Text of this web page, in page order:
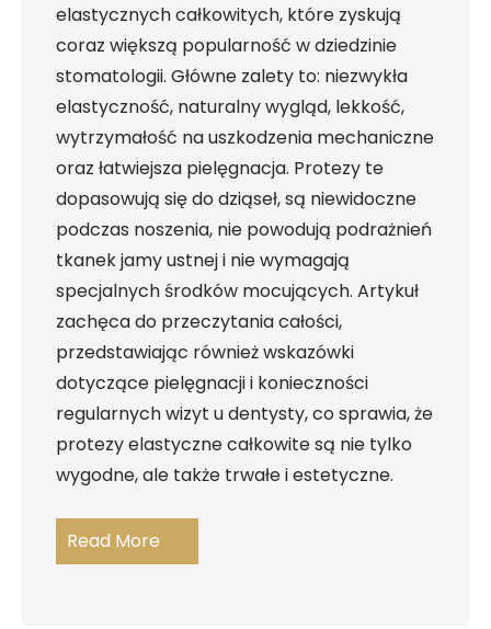
elastycznych całkowitych, które zyskują
coraz większą popularność w dziedzinie
stomatologii. Główne zalety to: niezwykła
elastyczność, naturalny wygląd, lekkość,
wytrzymałość na uszkodzenia mechaniczne
oraz łatwiejsza pielęgnacja. Protezy te
dopasowują się do dziąseł, są niewidoczne
podczas noszenia, nie powodują podrażnień
tkanek jamy ustnej i nie wymagają
specjalnych środków mocujących. Artykuł
zachęca do przeczytania całości,
przedstawiając również wskazówki
dotyczące pielęgnacji i konieczności
regularnych wizyt u dentysty, co sprawia, że
protezy elastyczne całkowite są nie tylko
wygodne, ale także trwałe i estetyczne.
Read More